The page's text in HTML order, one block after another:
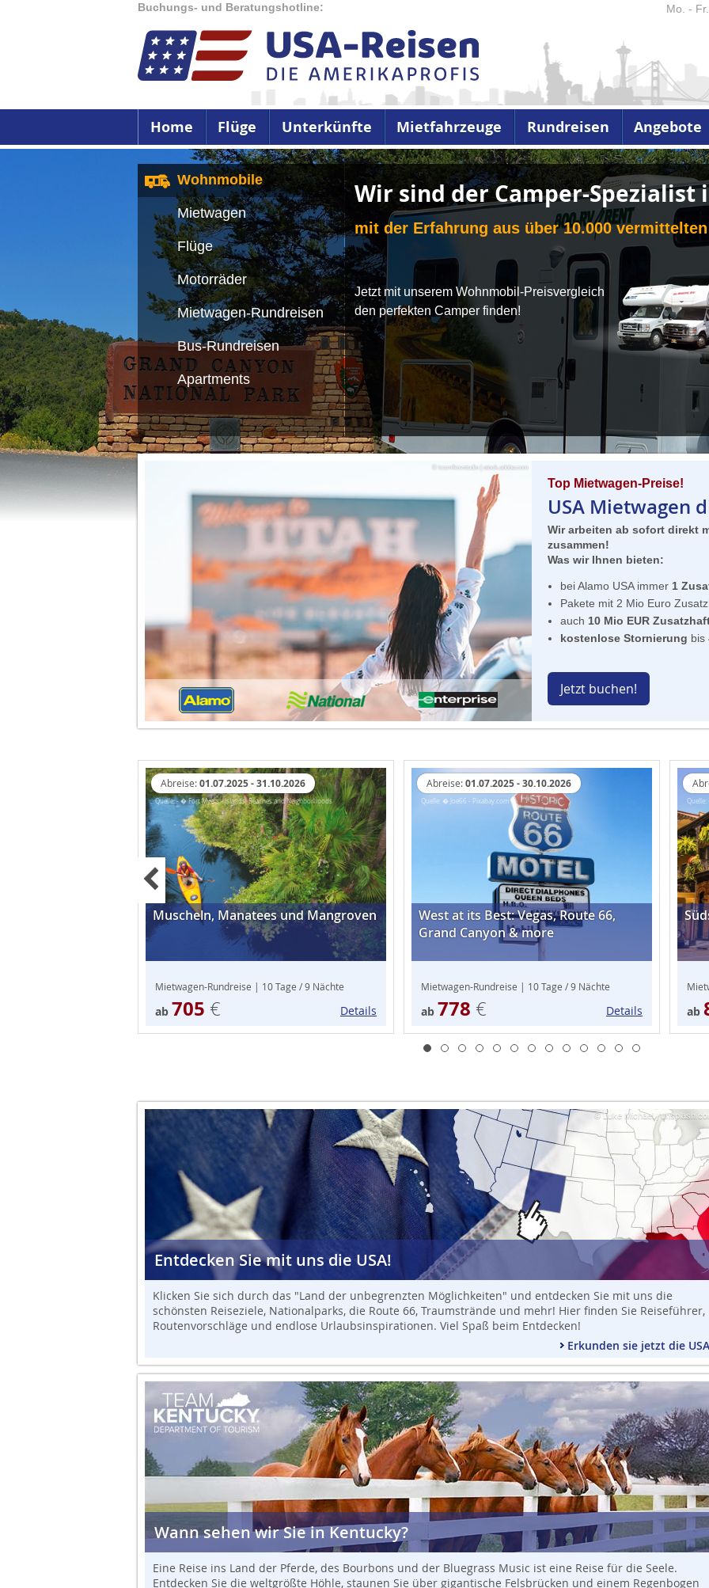
Buchungs- und Beratungshotline: Mo. -
Home Flüge Unterkünfte Mietfahrzeuge Rundreisen Angebote
Mehr Vermieter, mehr
Bei uns wird Ihnen die Mietwagensuche leicht
Nutzen Sie unseren Mietwagen Preisvergleich und finden Sie
den perfekten Mietwagen für Ihren individuellen Roadtrip
zu den schönsten Orten der USA.
Jetzt buchen und Amerikas Straßen erobern!
Wohnmobile
Mietwagen
Flüge
Motorräder
Mietwagen-Rundreisen
Bus-Rundreisen
Apartments
© travnikovstudio | stock.adobe.com
Top Mietwagen-Preise!
USA Mietwagen
Wir arbeiten ab sofort direkt
zusammen!
Was wir Ihnen bieten:
bei Alamo USA immer 1
Pakete mit 2 Mio Euro
auch 10 Mio EUR
kostenlose Stornierung bis
Jetzt buchen!
Abreise:01.07.2025 - 31.10.2026
Quelle: - � Fort Myers - Islands, Beaches and Neighborhoods
Muscheln, Manatees und Mangroven
Mietwagen-Rundreise | 10 Tage / 9 Nächte
ab 705 € Details
Abreise:01.07.2025 - 30.10.2026
Quelle: � Joe66 - Pixabay.com
West at its Best: Vegas, Route 66,
Grand Canyon & more
Mietwagen-Rundreise | 10 Tage / 9 Nächte
ab 778 € Details
Quelle:
ab
Previous
© Luke Michael |
Entdecken Sie mit uns die USA!
Klicken Sie sich durch das "Land der unbegrenzten Möglichkeiten" und entdecken Sie mit uns die
schönsten Reiseziele, Nationalparks, die Route 66, Traumstrände und mehr! Hier finden Sie Reiseführer,
Routenvorschläge und endlose Urlaubsinspirationen. Viel Spaß beim Entdecken!
Erkunden sie jetzt die USA
Wann sehen wir Sie in Kentucky?
Eine Reise ins Land der Pferde, des Bourbons und der Bluegrass Music ist eine Reise für die Seele.
Entdecken Sie die weltgrößte Höhle, staunen Sie über gigantische Felsbrücken und einem Regenbogen